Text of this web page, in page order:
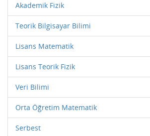
Akademik Fizik
Teorik Bilgisayar Bilimi
Lisans Matematik
Lisans Teorik Fizik
Veri Bilimi
Orta Öğretim Matematik
Serbest